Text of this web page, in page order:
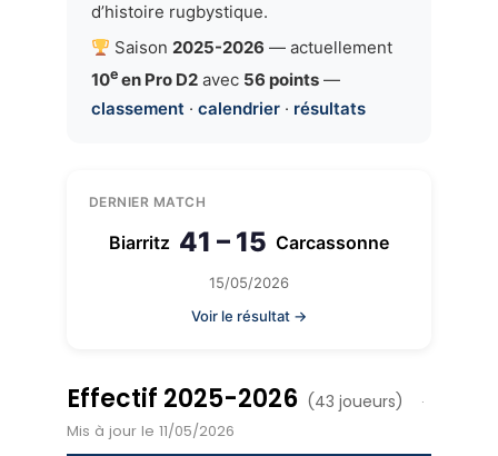
d’histoire rugbystique.
Saison 2025-2026 — actuellement
10een Pro D2avec 56 points—
classement· calendrier· résultats
DERNIER MATCH
Biarritz 41 – 15 Carcassonne
15/05/2026
Voir le résultat →
Effectif 2025-2026 (43 joueurs)
·
Mis à jour le 11/05/2026